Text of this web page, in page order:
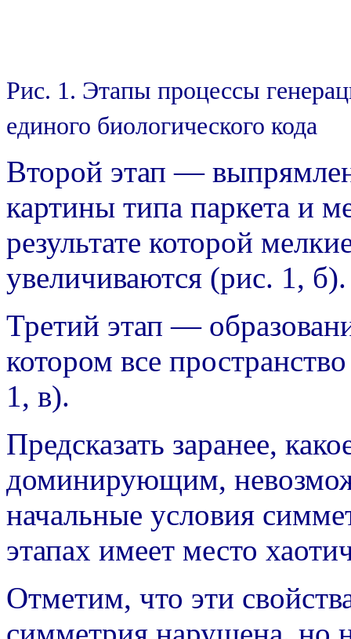
Рис. 1. Этапы процессы
единого биологического кода
Второй этап —
картины типа паркета и
результате которой
увеличиваются (рис. 1, б).
Третий этап —
котором все
1, в).
Предсказать заранее,
доминирующим,
начальные условия
этапах имеет место
Отметим, что эти